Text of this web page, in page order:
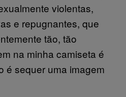
violentas,
e repugnantes, que
tão, tão
na minha camiseta é
é sequer uma imagem